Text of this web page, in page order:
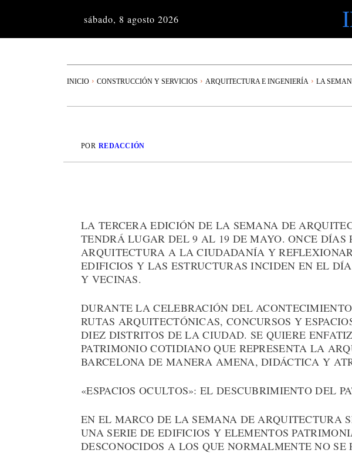
sábado, 8 agosto 2026
INICIO CONSTRUCCIÓN Y SERVICIOS ARQUITECTURA E INGENIERÍA LA
POR REDACCIÓN
LA TERCERA EDICIÓN DE LA SEMANA DE
TENDRÁ LUGAR DEL 9 AL 19 DE MAYO. ONCE DÍAS
ARQUITECTURA A LA CIUDADANÍA Y
EDIFICIOS Y LAS ESTRUCTURAS INCIDEN EN EL
Y VECINAS.
DURANTE LA CELEBRACIÓN DEL
RUTAS ARQUITECTÓNICAS, CONCURSOS Y
DIEZ DISTRITOS DE LA CIUDAD. SE QUIERE
PATRIMONIO COTIDIANO QUE REPRESENTA LA
BARCELONA DE MANERA AMENA, DIDÁCTICA Y
«ESPACIOS OCULTOS»: EL DESCUBRIMIENTO DEL
EN EL MARCO DE LA SEMANA DE ARQUITECTURA
UNA SERIE DE EDIFICIOS Y ELEMENTOS
DESCONOCIDOS A LOS QUE NORMALMENTE NO SE